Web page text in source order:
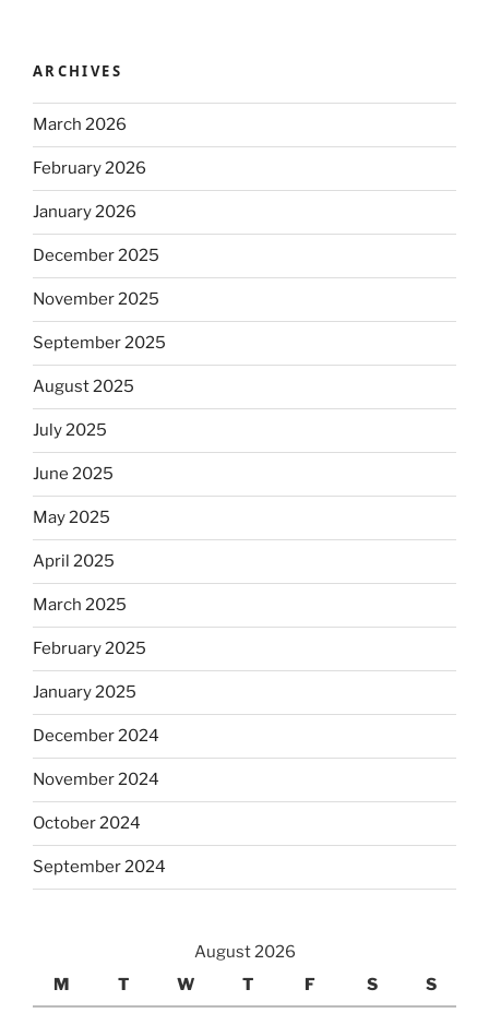
ARCHIVES
March 2026
February 2026
January 2026
December 2025
November 2025
September 2025
August 2025
July 2025
June 2025
May 2025
April 2025
March 2025
February 2025
January 2025
December 2024
November 2024
October 2024
September 2024
August 2026
M
T W T F S S